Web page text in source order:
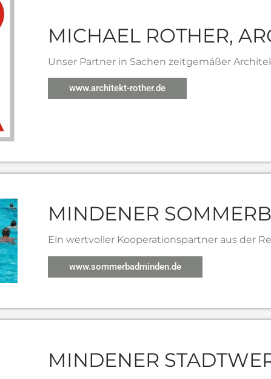
MICHAEL ROTHER,
Unser Partner in Sachen zeitgemäßer
www.architekt-rother.de
MINDENER
Ein wertvoller Kooperationspartner aus der
www.sommerbadminden.de
MINDENER